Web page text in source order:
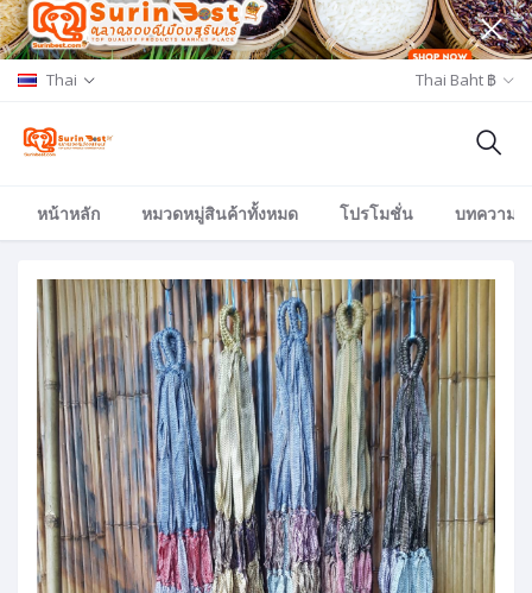
Thai Thai Baht ฿
หน้าหลัก หมวดหมู่สินค้าทั้งหมด โปรโมชั่น บทความ/